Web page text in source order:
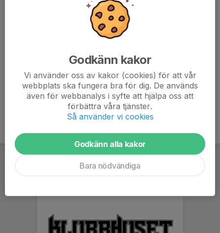
Det bjuds på lite lättare tilltugg
Endast kallade kan anmäla sig till aktiviteten. 31 personer är
Logga in här
Godkänn kakor
Vi använder oss av kakor (cookies) för att vår
webbplats ska fungera bra för dig. De används
även för webbanalys i syfte att hjälpa oss att
förbättra våra tjänster.
Så använder vi cookies
Godkänn alla kakor
Bara nödvändiga